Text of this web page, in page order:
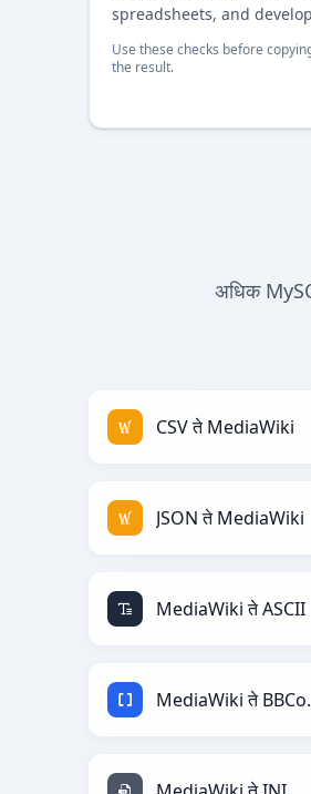
spreadsheets, and
Use these checks before
the result.
अधिक
CSV ते MediaWiki
JSON ते MediaWiki
MediaWiki ते ASCII